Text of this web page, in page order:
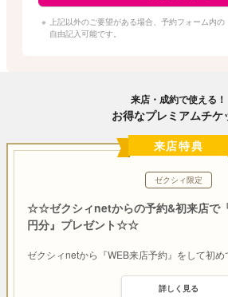
上記以外のご要望がある場合、予約フォーム内
自由記入可能です。
来店・成約で使える！
お得なプレミアムチケ
来店特典
ゼクシィ限定
☆☆ゼクシィnetからの予約&初来店で
円分』プレゼント☆☆
ゼクシィnetから『WEB来店予約』をして初
詳しく見る